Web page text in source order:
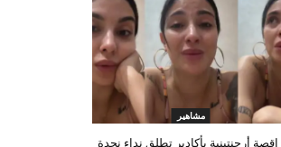
مشاهير
أرجنتينية بأكادير تطلق نداء نجدة